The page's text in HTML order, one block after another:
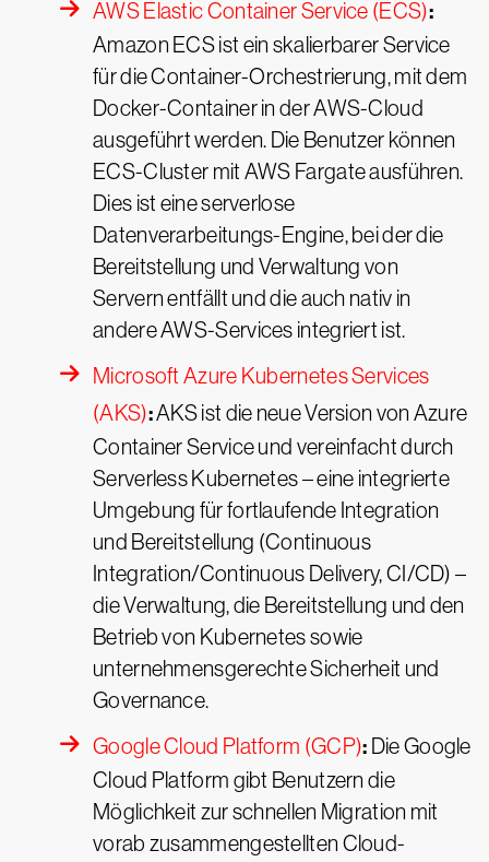
AWS Elastic Container Service (ECS):
Amazon ECS ist ein skalierbarer Service
für die Container-Orchestrierung, mit dem
Docker-Container in der AWS-Cloud
ausgeführt werden. Die Benutzer können
ECS-Cluster mit AWS Fargate ausführen.
Dies ist eine serverlose
Datenverarbeitungs-Engine, bei der die
Bereitstellung und Verwaltung von
Servern entfällt und die auch nativ in
andere AWS-Services integriert ist.
Microsoft Azure Kubernetes Services
(AKS):AKS ist die neue Version von Azure
Container Service und vereinfacht durch
Serverless Kubernetes – eine integrierte
Umgebung für fortlaufende Integration
und Bereitstellung (Continuous
Integration/Continuous Delivery, CI/CD) –
die Verwaltung, die Bereitstellung und den
Betrieb von Kubernetes sowie
unternehmensgerechte Sicherheit und
Governance.
Google Cloud Platform (GCP): Die Google
Cloud Platform gibt Benutzern die
Möglichkeit zur schnellen Migration mit
vorab zusammengestellten Cloud-